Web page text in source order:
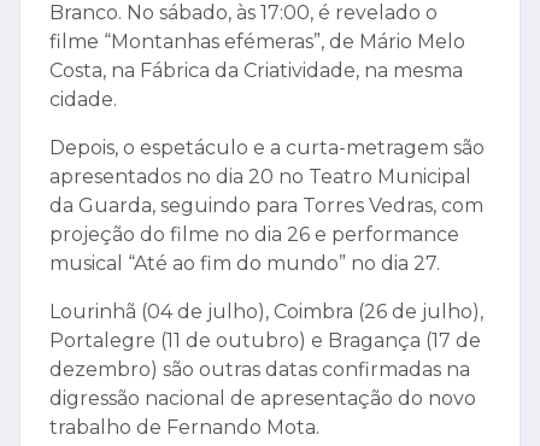
Branco. No sábado, às 17:00, é revelado o
filme “Montanhas efémeras”, de Mário Melo
Costa, na Fábrica da Criatividade, na mesma
cidade.
Depois, o espetáculo e a curta-metragem são
apresentados no dia 20 no Teatro Municipal
da Guarda, seguindo para Torres Vedras, com
projeção do filme no dia 26 e performance
musical “Até ao fim do mundo” no dia 27.
Lourinhã (04 de julho), Coimbra (26 de julho),
Portalegre (11 de outubro) e Bragança (17 de
dezembro) são outras datas confirmadas na
digressão nacional de apresentação do novo
trabalho de Fernando Mota.